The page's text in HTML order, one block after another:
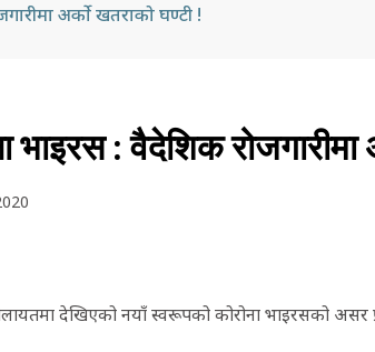
अर्को खतराको घण्टी !
भाइरस : वैदेशिक
देखिएको नयाँ स्वरूपको कोरोना भाइरसको असर